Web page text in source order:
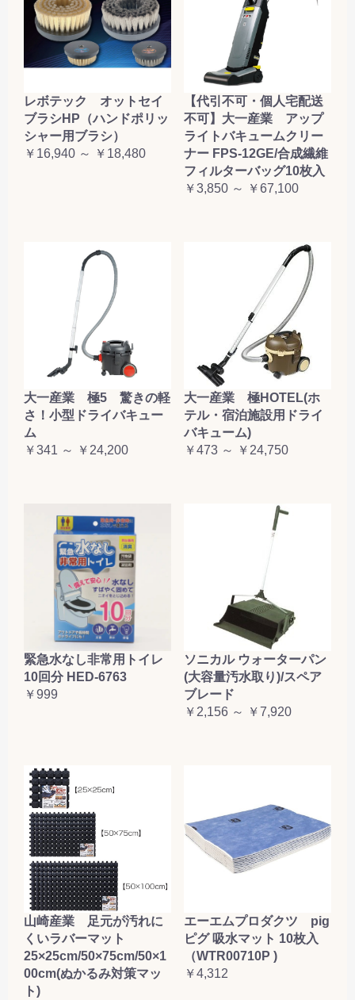
レボテック オットセイ
ブラシHP（ハンドポリッ
シャー用ブラシ）
￥16,940 ～ ￥18,480
【代引不可・個人宅配送
不可】大一産業 アップ
ライトバキュームクリー
ナー FPS-12GE/合成繊維
フィルターバッグ10枚入
￥3,850 ～ ￥67,100
大一産業 極5 驚きの軽
さ！小型ドライバキュー
ム
￥341 ～ ￥24,200
大一産業 極HOTEL(ホ
テル・宿泊施設用ドライ
バキューム)
￥473 ～ ￥24,750
緊急水なし非常用トイレ
10回分 HED-6763
￥999
ソニカル ウォーターパン
(大容量汚水取り)/スペア
ブレード
￥2,156 ～ ￥7,920
山崎産業 足元が汚れに
くいラバーマット
25×25cm/50×75cm/50×1
00cm(ぬかるみ対策マッ
ト)
エーエムプロダクツ pig
ピグ 吸水マット 10枚入
（WTR00710P )
￥4,312